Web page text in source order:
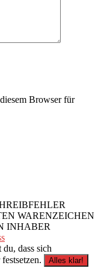
Browser für
WARENZEICHEN
INHABER
dass sich
Alles klar!